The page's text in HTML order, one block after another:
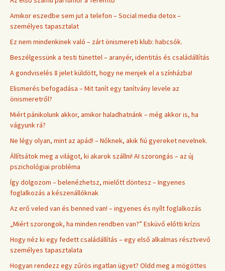
Amikor eszedbe sem jut a telefon – Social media detox –
személyes tapasztalat
Ez nem mindenkinek való – zárt önismereti klub: habcsók.
Beszélgessünk a testi tünettel – aranyér, identitás és családállítás
A gondviselés 8 jelet küldött, hogy ne menjek el a színházba!
Elismerés befogadása – Mit tanít egy tanítvány levele az
önismeretről?
Miért pánikolunk akkor, amikor haladhatnánk – még akkor is, ha
vágyunk rá?
Ne légy olyan, mint az apád! – Nőknek, akik fiú gyereket nevelnek.
Állítsátok meg a világot, ki akarok szállni! AI szorongás – az új
pszichológiai probléma
Így dolgozom – belenézhetsz, mielőtt döntesz – Ingyenes
foglalkozás a készenállóknak
Az erő veled van és benned van! – ingyenes és nyílt foglalkozás
„Miért szorongok, ha minden rendben van?” Esküvő előtti krízis
Hogy néz ki egy fedett családállítás – egy első alkalmas résztvevő
személyes tapasztalata
Hogyan rendezz egy zűrös ingatlan ügyet? Oldd meg a mögöttes